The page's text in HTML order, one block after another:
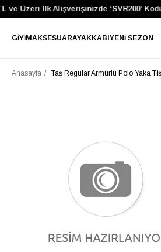
ve Üzeri İlk Alışverişinizde ‘SVR200’
GIYIMAKSESUARAYAKKABIYENI SEZON
Anasayfa Taş Regular Armürlü Polo Yaka